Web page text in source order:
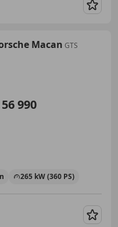
Macan GTS
990
265 kW (360 PS)